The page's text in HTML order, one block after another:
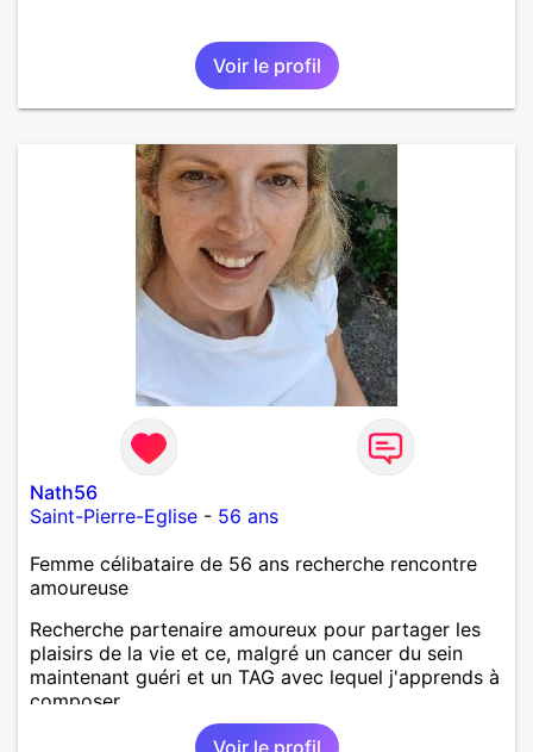
Voir le profil
Nath56
Saint-Pierre-Eglise - 56 ans
Femme célibataire de 56 ans recherche rencontre
amoureuse
Recherche partenaire amoureux pour partager les
plaisirs de la vie et ce, malgré un cancer du sein
maintenant guéri et un TAG avec lequel j'apprends à
composer.
Voir le profil